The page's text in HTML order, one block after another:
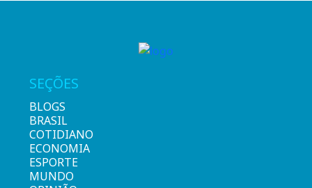
SEÇÕES
BLOGS
BRASIL
COTIDIANO
ECONOMIA
ESPORTE
MUNDO